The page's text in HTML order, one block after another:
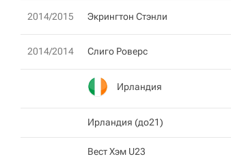
2014/2015 Экрингтон Стэнли
2014/2014 Слиго Роверс
Ирландия
Ирландия (до21)
Вест Хэм U23